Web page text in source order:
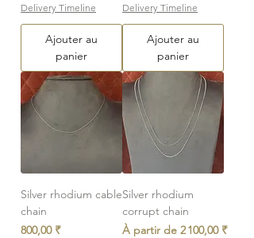
Delivery Timeline
Ajouter au
panier
Delivery Timeline
Ajouter au
panier
Silver rhodium cable
chain
Prix
800,00 ₹
Silver rhodium
corrupt chain
À partir de 2 100,00 ₹
Prix promotionnel